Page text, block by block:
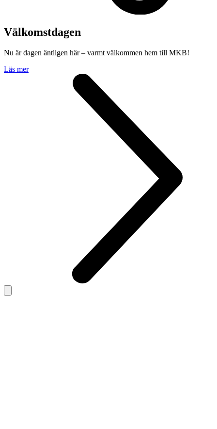
Välkomstdagen
Nu är dagen äntligen här – varmt välkommen hem till MKB!
Läs mer